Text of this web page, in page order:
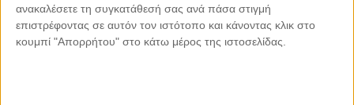
ανακαλέσετε τη συγκατάθεσή σας ανά πάσα στιγμή
επιστρέφοντας σε αυτόν τον ιστότοπο και κάνοντας κλικ στο
κουμπί "Απορρήτου" στο κάτω μέρος της ιστοσελίδας.